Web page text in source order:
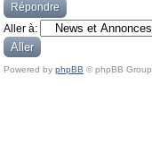
Répondre
Aller à:
Powered by phpBB © phpBB Group.